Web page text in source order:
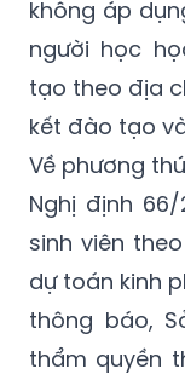
hưởng học
Cũng theo
không áp
người học
tạo theo địa
kết đào tạo
Về phương
Nghị định
sinh viên
dự toán kinh